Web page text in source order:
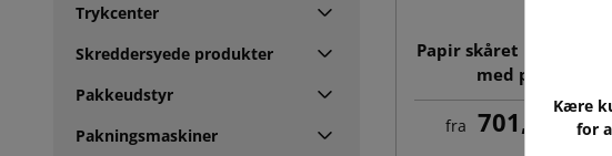
Trykcenter
Skreddersyede produkter
Pakkeudstyr
Pakningsmaskiner
Papir skåret i
med papir
fra 701,24 kr
Kære
for